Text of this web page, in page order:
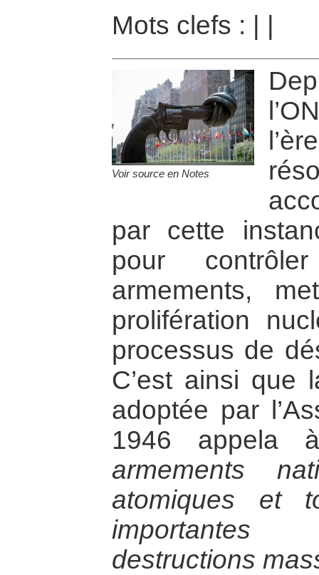
Mots clefs :
Voir source en Notes
par cette
pour
armements,
prolifération
processus de
C’est ainsi que
adoptée par
1946
armements
atomiques et
destructions